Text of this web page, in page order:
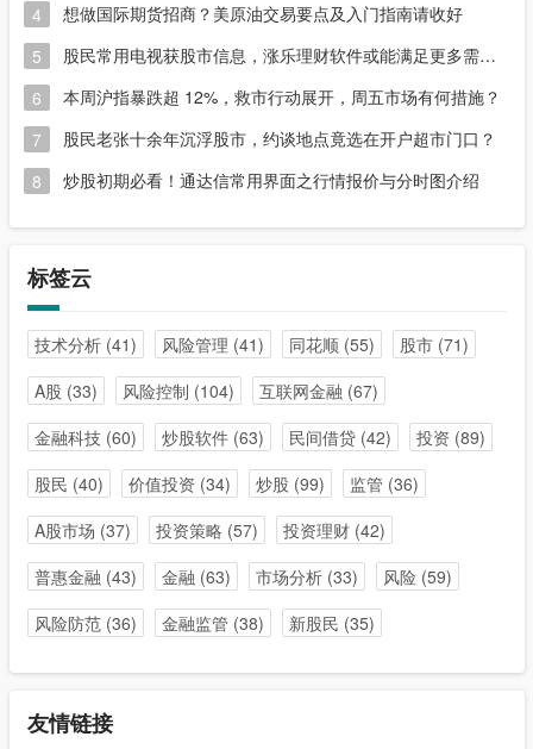
4
想做国际期货招商？美原油交易要点及入门指南请收好
5
股民常用电视获股市信息，涨乐理财软件或能满足更多需求？
6
本周沪指暴跌超 12%，救市行动展开，周五市场有何措施？
7
股民老张十余年沉浮股市，约谈地点竟选在开户超市门口？
8
炒股初期必看！通达信常用界面之行情报价与分时图介绍
标签云
技术分析(41) 风险管理 (41) 同花顺(55) 股市(71)
A股 (33) 风险控制 (104) 互联网金融 (67)
金融科技(60) 炒股软件(63) 民间借贷(42) 投资 (89)
股民 (40) 价值投资 (34) 炒股 (99) 监管 (36)
A股市场 (37) 投资策略 (57) 投资理财(42)
普惠金融 (43) 金融 (63) 市场分析(33) 风险(59)
风险防范(36) 金融监管 (38) 新股民 (35)
友情链接